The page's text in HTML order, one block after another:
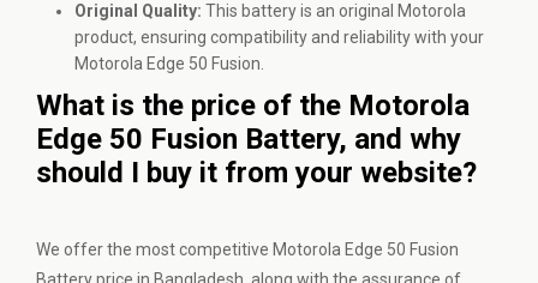
Original Quality: This battery is an original Motorola
product, ensuring compatibility and reliability with your
Motorola Edge 50 Fusion.
What is the price of the Motorola
Edge 50 Fusion Battery, and why
should I buy it from your website?
We offer the most competitive Motorola Edge 50 Fusion